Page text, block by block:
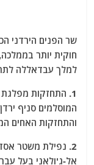
שר הפנים הירדני
חוקית יותר
למלך עבדאללה
1. התחזקות
והתחזקות האחים
2. נפילת משטר
אל-ג'ולאני בעל